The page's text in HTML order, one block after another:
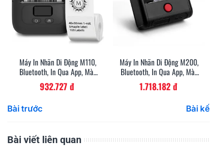
Máy In Nhãn Di Động M110,
Bluetooth, In Qua App, Màu
Đen
932.727 đ
Máy In Nhãn Di Động M200,
Bluetooth, In Qua App, Màu
Đen
1.718.182 đ
Bài trước Bài kế
Bài viết liên quan